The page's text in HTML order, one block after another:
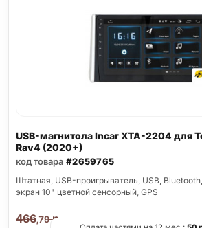
USB-магнитола Incar XTA-2204 для
Rav4 (2020+)
код товара #2659765
Штатная, USB-проигрыватель, USB,
экран 10" цветной сенсорный, GPS
466,79р.